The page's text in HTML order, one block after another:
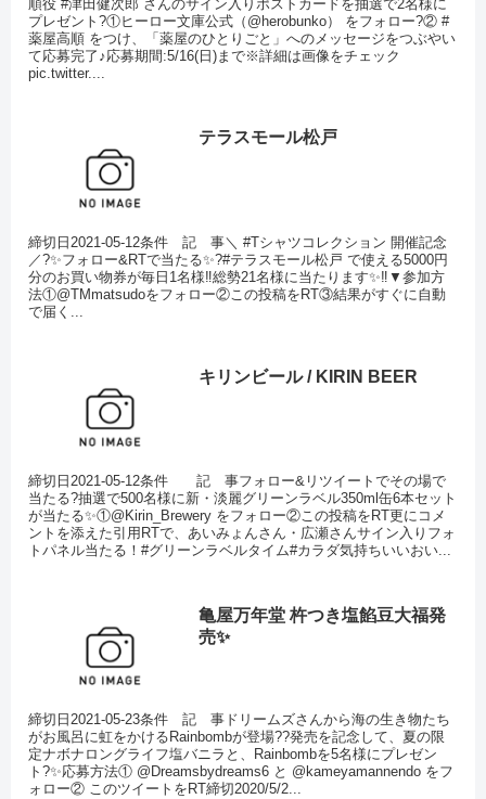
順役 #津田健次郎 さんのサイン入りポストカードを抽選で2名様に
プレゼント?①ヒーロー文庫公式（@herobunko） をフォロー?② #
薬屋高順 をつけ、「薬屋のひとりごと」へのメッセージをつぶやい
て応募完了♪応募期間:5/16(日)まで※詳細は画像をチェック
pic.twitter....
テラスモール松戸
締切日2021-05-12条件 記 事＼ #Tシャツコレクション 開催記念
／?✨フォロー&RTで当たる✨?#テラスモール松戸 で使える5000円
分のお買い物券が毎日1名様‼総勢21名様に当たります✨‼▼参加方
法①@TMmatsudoをフォロー②この投稿をRT③結果がすぐに自動
で届く...
キリンビール / KIRIN BEER
締切日2021-05-12条件 記 事フォロー&リツイートでその場で
当たる?抽選で500名様に新・淡麗グリーンラベル350ml缶6本セット
が当たる✨①@Kirin_Brewery をフォロー②この投稿をRT更にコメ
ントを添えた引用RTで、あいみょんさん・広瀬さんサイン入りフォ
トパネル当たる！#グリーンラベルタイム#カラダ気持ちいいおい...
亀屋万年堂 杵つき塩餡豆大福発
売✨
締切日2021-05-23条件 記 事ドリームズさんから海の生き物たち
がお風呂に虹をかけるRainbombが登場??発売を記念して、夏の限
定ナボナロングライフ塩バニラと、Rainbombを5名様にプレゼン
ト?✨応募方法① @Dreamsbydreams6 と @kameyamannendo をフ
ォロー② このツイートをRT締切2020/5/2...